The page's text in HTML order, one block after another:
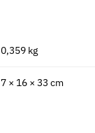
0,359 kg
7 × 16 × 33 cm